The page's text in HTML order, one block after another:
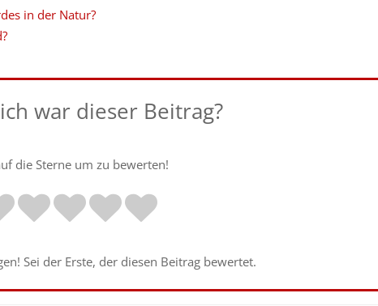
in der Natur?
war dieser Beitrag?
die Sterne um zu bewerten!
Sei der Erste, der diesen Beitrag bewertet.